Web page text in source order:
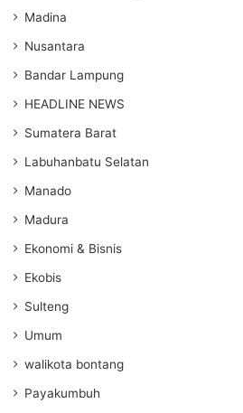
Madina
Nusantara
Bandar Lampung
HEADLINE NEWS
Sumatera Barat
Labuhanbatu Selatan
Manado
Madura
Ekonomi & Bisnis
Ekobis
Sulteng
Umum
walikota bontang
Payakumbuh